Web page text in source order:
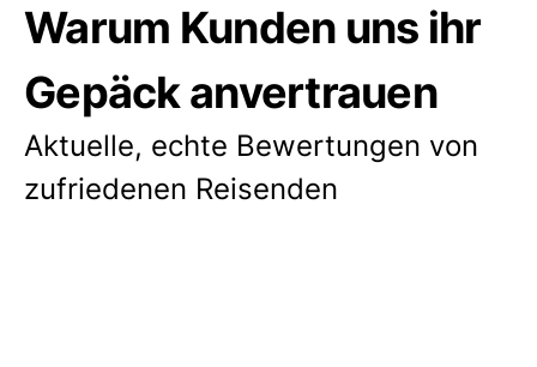
Warum Kunden uns ihr
Gepäck anvertrauen
Aktuelle, echte Bewertungen von
zufriedenen Reisenden